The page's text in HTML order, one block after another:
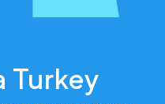
Turkey